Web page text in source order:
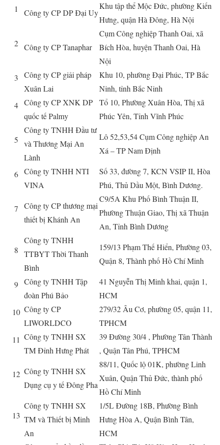
1 Công ty CP DP Đại Uy
Khu tập thể Mộc Đức, phường Kiến
Hưng, quận Hà Đông, Hà Nội
2 Công ty CP Tanaphar
Cụm Công nghiệp Thanh Oai, xã
Bích Hòa, huyện Thanh Oai, Hà
Nội
3
Công ty CP giải pháp
Xuân Lai
Khu 10, phường Đại Phúc, TP Bắc
Ninh, tỉnh Bắc Ninh
4 Công ty CP XNK DP
quốc tế Palmy
Tổ 10, Phường Xuân Hòa, Thị xã
Phúc Yên, Tỉnh Vĩnh Phúc
5
Công ty TNHH Đầu tư
và Thương Mại An
Lành
Lô 52,53,54 Cụm Công nghiệp An
Xá – TP Nam Định
6 Công ty TNHH NTI
VINA
Số 33, đường 7, KCN VSIP II, Hòa
Phú, Thủ Dầu Một, Bình Dương.
7
Công ty CP thương mại
thiết bị Khánh An
C9/5A Khu Phố Bình Thuận II,
Phường Thuận Giao, Thị xã Thuận
An, Tỉnh Bình Dương
8
Công ty TNHH
TTBYT Thời Thanh
Bình
159/13 Phạm Thế Hiển, Phường 03,
Quận 8, Thành phố Hồ Chí Minh
9 Công ty TNHH Tập
đoàn Phú Bảo
41 Nguyễn Thị Minh khai, quận 1,
HCM
10 Công ty CP
LIWORLDCO
279/32 Âu Cơ, phường 05, quận 11,
TPHCM
11 Công ty TNHH SX
TM Đỉnh Hưng Phát
39 Đường 30/4 , Phường Tân Thành
, Quận Tân Phú, TPHCM
12 Công ty TNHH SX
Dụng cụ y tế Đông Pha
88/11, Quốc lộ 01K, phường Linh
Xuân, Quận Thủ Đức, thành phố
Hồ Chí Minh
13
Công ty TNHH SX
TM và Thiết bị Minh
An
1/5L Đường 18B, Phường Bình
Hưng Hòa A, Quận Bình Tân,
HCM